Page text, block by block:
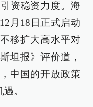
资稳资力度。海
月18日正式启动
移扩大高水平对
坦报》评价道，
中国的开放政策
。